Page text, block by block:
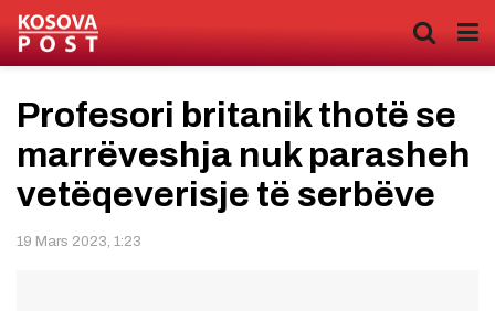
Profesori britanik thotë se
marrëveshja nuk parasheh
vetëqeverisje të serbëve
19 Mars 2023, 1:23